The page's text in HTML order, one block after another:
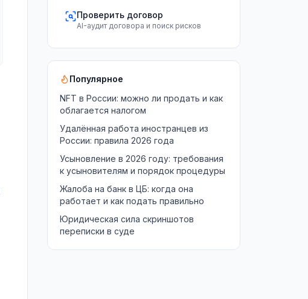
Проверить договор
AI-аудит договора и поиск рисков
Популярное
NFT в России: можно ли продать и как
облагается налогом
Удалённая работа иностранцев из
России: правила 2026 года
Усыновление в 2026 году: требования
к усыновителям и порядок процедуры
Жалоба на банк в ЦБ: когда она
работает и как подать правильно
Юридическая сила скриншотов
переписки в суде